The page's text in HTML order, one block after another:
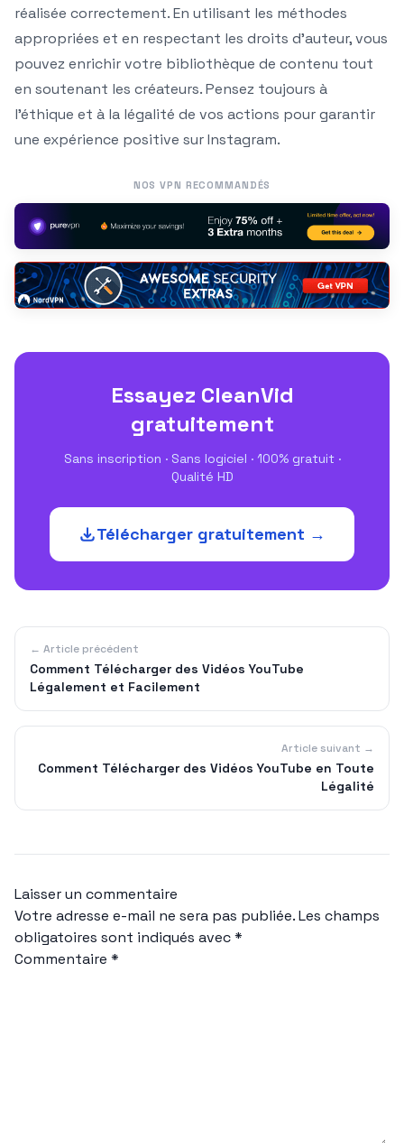
réalisée correctement. En utilisant les méthodes
appropriées et en respectant les droits d’auteur, vous
pouvez enrichir votre bibliothèque de contenu tout
en soutenant les créateurs. Pensez toujours à
l’éthique et à la légalité de vos actions pour garantir
une expérience positive sur Instagram.
NOS VPN RECOMMANDÉS
Essayez CleanVid
gratuitement
Sans inscription · Sans logiciel · 100% gratuit ·
Qualité HD
Télécharger gratuitement →
← Article précédent
Comment Télécharger des Vidéos YouTube
Légalement et Facilement
Article suivant →
Comment Télécharger des Vidéos YouTube en Toute
Légalité
Laisser un commentaire
Votre adresse e-mail ne sera pas publiée.Les champs
obligatoires sont indiqués avec*
Commentaire *